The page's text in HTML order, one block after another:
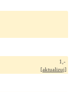
1,-
[aktualizuj]